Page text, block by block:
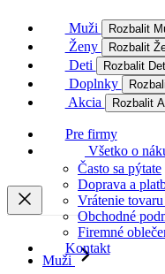
Muži Rozbalit
Ženy Rozbalit
Deti Rozbalit
Doplnky
Akcia Rozbalit
Pre firmy
Všetko o
Často sa pýtate
Doprava a
Vrátenie
Obchodné
Firemné
Kontakt
Muži